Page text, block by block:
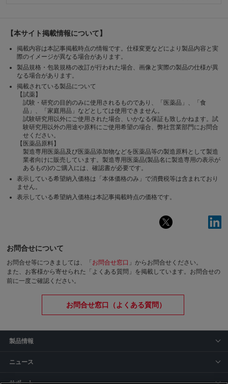
【本サイト掲載情報について】
掲載内容は本記事掲載時点の情報です。仕様変更などにより製品内容と実
際のイメージが異なる場合があります。
製品規格・包装規格の改訂が行われた場合、画像と実際の製品の仕様が異
なる場合があります。
掲載されている製品について
【試薬】
試験・研究の目的のみに使用されるものであり、「医薬品」、「食
品」、「家庭用品」などとしては使用できません。
試験研究用以外にご使用された場合、いかなる保証も致しかねます。試
験研究用以外の用途や原料にご使用希望の場合、弊社営業部門にお問合
せください。
【医薬品原料】
製造専用医薬品及び医薬品添加物などを医薬品等の製造原料として製造
業者向けに販売しています。製造専用医薬品(製品名に製造専用の表示が
あるもの)のご購入には、確認書が必要です。
表示している希望納入価格は「本体価格のみ」で消費税等は含まれており
ません。
表示している希望納入価格は本記事掲載時点の価格です。
お問合せについて
お問合せ等につきましては、「 お問合せ窓口 」からお問合せください。
また、お客様から寄せられた「よくある質問」を掲載しています。お問合せの
前に一度ご確認ください。
お問合せ窓口（よくある質問）
製品情報
ニュース